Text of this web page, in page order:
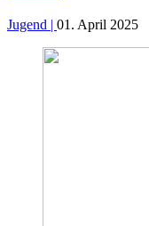
Jugend | 01. April 2025